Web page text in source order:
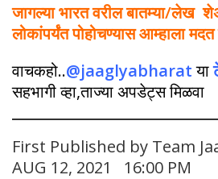
जागल्या भारत वरील बातम्या/लेख
लोकांपर्यंत पोहोचण्यास आम्हाला मदत
वाचकहो..@jaaglyabharat या
सहभागी व्हा,ताज्या अपडेट्स मिळवा
First Published by Team
AUG 12, 2021 16:00 PM